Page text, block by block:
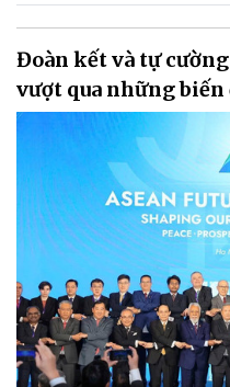
Đoàn kết và tự
vượt qua những biến